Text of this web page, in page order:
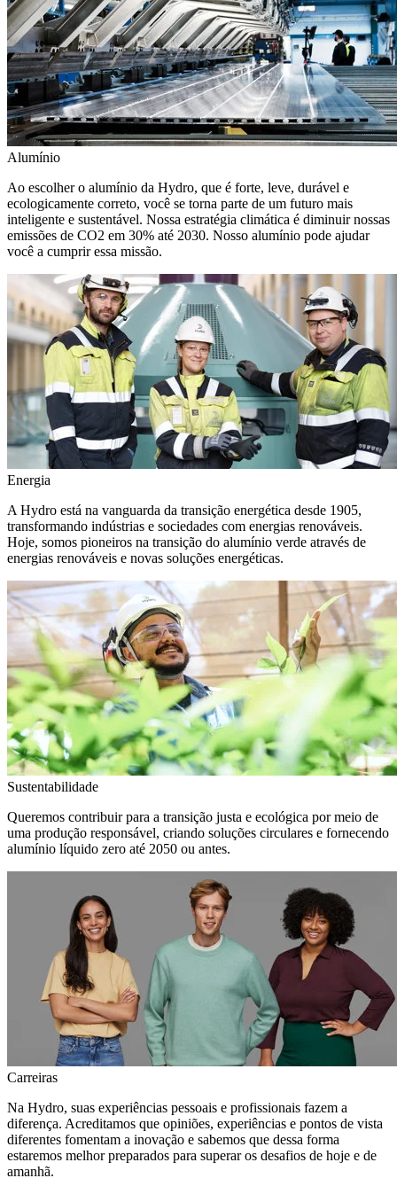
Alumínio
Ao escolher o alumínio da Hydro, que é forte, leve, durável e
ecologicamente correto, você se torna parte de um futuro mais
inteligente e sustentável. Nossa estratégia climática é diminuir nossas
emissões de CO2 em 30% até 2030. Nosso alumínio pode ajudar
você a cumprir essa missão.
Energia
A Hydro está na vanguarda da transição energética desde 1905,
transformando indústrias e sociedades com energias renováveis.
Hoje, somos pioneiros na transição do alumínio verde através de
energias renováveis e novas soluções energéticas.
Sustentabilidade
Queremos contribuir para a transição justa e ecológica por meio de
uma produção responsável, criando soluções circulares e fornecendo
alumínio líquido zero até 2050 ou antes.
Carreiras
Na Hydro, suas experiências pessoais e profissionais fazem a
diferença. Acreditamos que opiniões, experiências e pontos de vista
diferentes fomentam a inovação e sabemos que dessa forma
estaremos melhor preparados para superar os desafios de hoje e de
amanhã.